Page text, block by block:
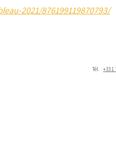
2021/876199119870793/
Tél. : +33 1